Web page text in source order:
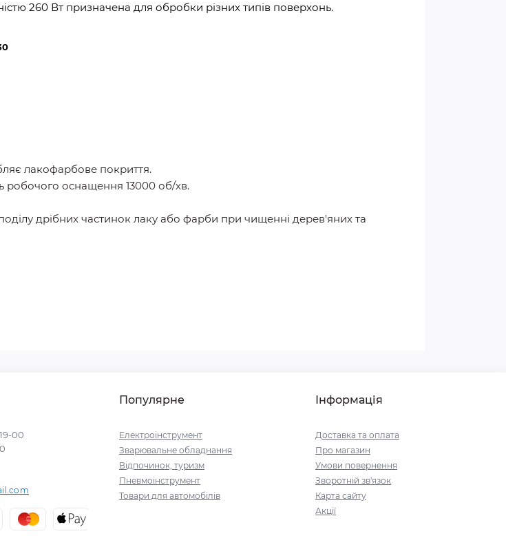
260 Вт призначена для обробки різних типів поверхонь.
лакофарбове покриття.
робочого оснащення 13000 об/хв.
дрібних частинок лаку або фарби при чищенні дерев'яних та
00
Популярне
Електроінструмент
Зварювальне обладнання
Відпочинок, туризм
Пневмоінструмент
Товари для автомобілів
Інформація
Доставка та оплата
Про магазин
Умови повернення
Зворотній зв'язок
Карта сайту
Акції